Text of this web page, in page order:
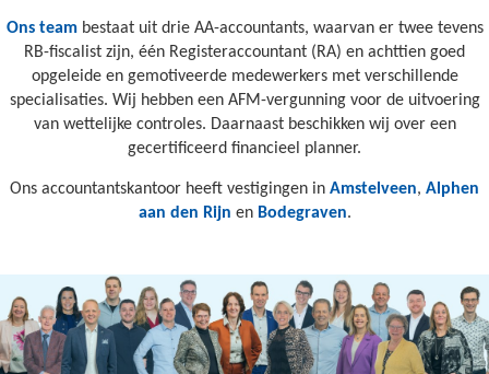
Ons teambestaat uit drie AA-accountants, waarvan er twee tevens
RB-fiscalist zijn, één Registeraccountant (RA) en achttien goed
opgeleide en gemotiveerde medewerkers met verschillende
specialisaties. Wij hebben een AFM-vergunning voor de uitvoering
van wettelijke controles. Daarnaast beschikken wij over een
gecertificeerd financieel planner.
Ons accountantskantoor heeft vestigingen in Amstelveen, Alphen
aan den Rijn en Bodegraven.